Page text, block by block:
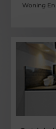
Woning En